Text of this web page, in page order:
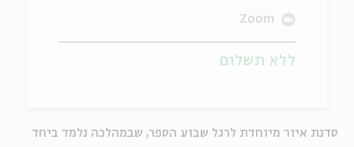
סדנת איור מיוחדת לרגל שבוע הספר, שבמהלכה נלמד ביחד
Zoom
ללא תשלום